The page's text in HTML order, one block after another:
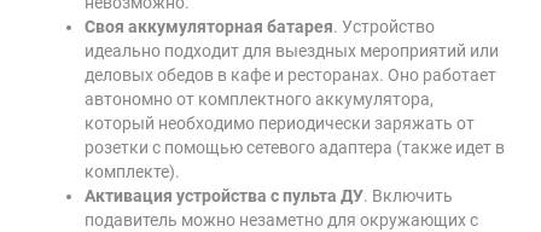
Своя аккумуляторная батарея. Устройство
идеально подходит для выездных мероприятий или
деловых обедов в кафе и ресторанах. Оно работает
автономно от комплектного аккумулятора,
который необходимо периодически заряжать от
розетки с помощью сетевого адаптера (также идет в
комплекте).
Активация устройства с пульта ДУ. Включить
подавитель можно незаметно для окружающих с